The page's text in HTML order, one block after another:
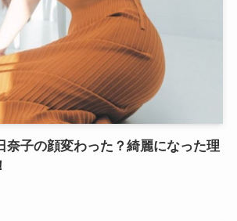
奈子の顔変わった？綺麗になった理